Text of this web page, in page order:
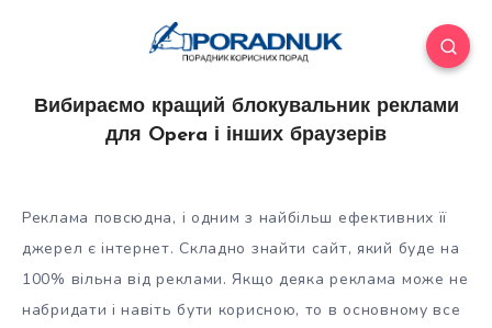
Вибираємо кращий блокувальник реклами
для Opera і інших браузерів
Реклама повсюдна, і одним з найбільш ефективних її
джерел є інтернет. Складно знайти сайт, який буде на
100% вільна від реклами. Якщо деяка реклама може не
набридати і навіть бути корисною, то в основному все